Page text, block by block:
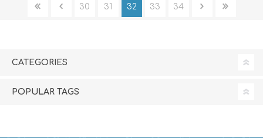
30 31 32 33 34
CATEGORIES
POPULAR TAGS